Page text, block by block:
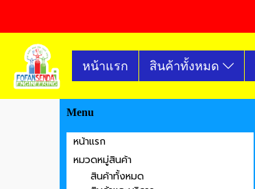
หน้าแรก สินค้าทั้งหมด
Menu
หน้าแรก
หมวดหมู่สินค้า
สินค้าทั้งหมด